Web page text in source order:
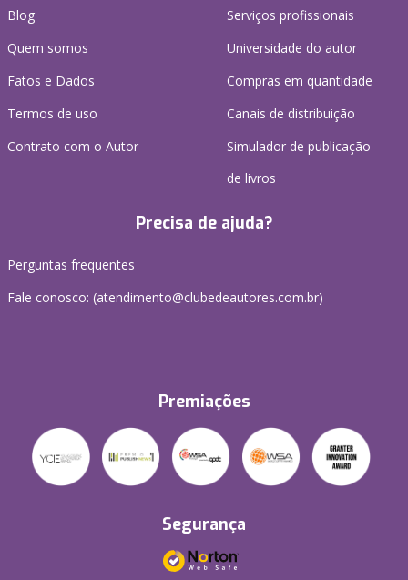
Blog
Quem somos
Fatos e Dados
Termos de uso
Contrato com o Autor
Serviços profissionais
Universidade do autor
Compras em quantidade
Canais de distribuição
Simulador de publicação
de livros
Precisa de ajuda?
Perguntas frequentes
Fale conosco: (atendimento@clubedeautores.com.br)
Premiações
Segurança